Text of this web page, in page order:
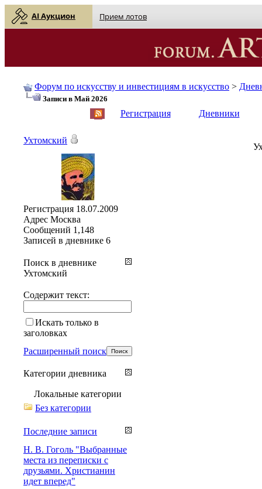
AI Аукцион Прием лотов
Форум по искусству и инвестициям в искусство >
Записи в Май 2026
Регистрация Дневники
Ухтомский
Регистрация 18.07.2009
Адрес Москва
Сообщений 1,148
Записей в дневнике 6
Поиск в дневнике
Ухтомский
Содержит текст:
Искать только в
заголовках
Расширенный поиск
Категории дневника
Локальные категории
Без категории
Последние записи
Н. В. Гоголь "Выбранные
места из переписки с
друзьями. Христианин
идет вперед"